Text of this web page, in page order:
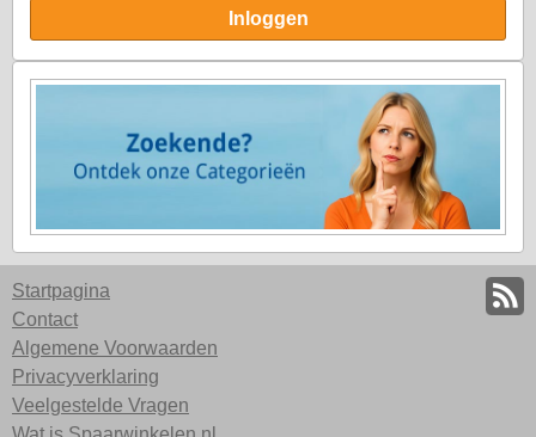
Inloggen
Startpagina
Contact
Algemene Voorwaarden
Privacyverklaring
Veelgestelde Vragen